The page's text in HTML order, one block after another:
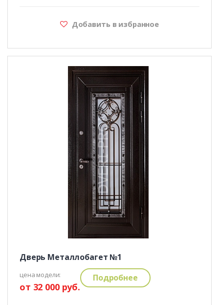
Добавить в избранное
Дверь Металлобагет №1
цена модели:
от 32 000 руб.
Подробнее